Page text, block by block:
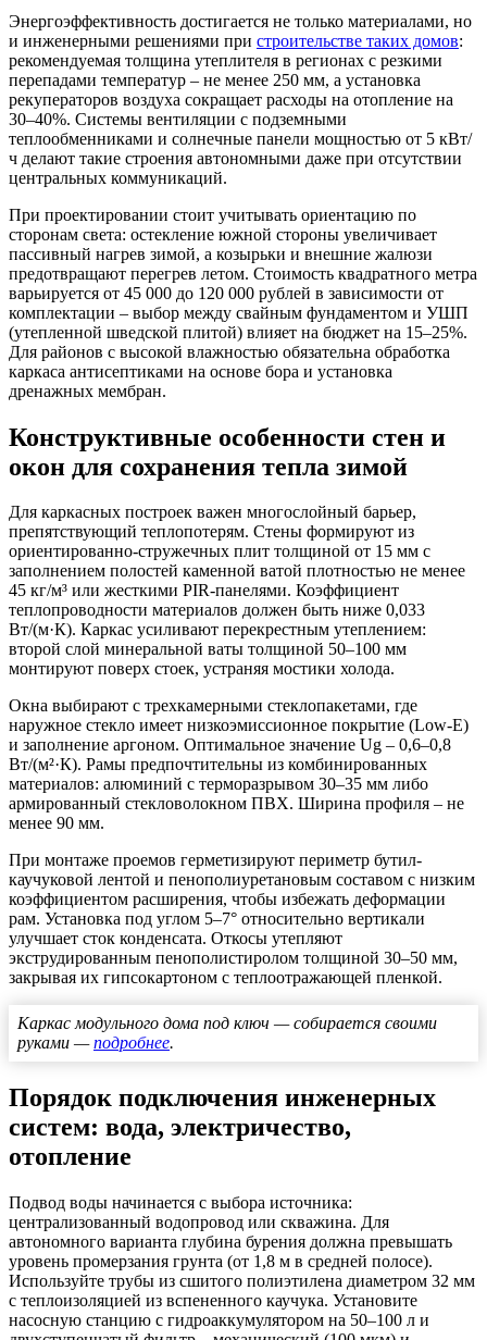
Энергоэффективность достигается не только материалами, но
и инженерными решениями при строительстве таких домов:
рекомендуемая толщина утеплителя в регионах с резкими
перепадами температур – не менее 250 мм, а установка
рекуператоров воздуха сокращает расходы на отопление на
30–40%. Системы вентиляции с подземными
теплообменниками и солнечные панели мощностью от 5 кВт/
ч делают такие строения автономными даже при отсутствии
центральных коммуникаций.
При проектировании стоит учитывать ориентацию по
сторонам света: остекление южной стороны увеличивает
пассивный нагрев зимой, а козырьки и внешние жалюзи
предотвращают перегрев летом. Стоимость квадратного метра
варьируется от 45 000 до 120 000 рублей в зависимости от
комплектации – выбор между свайным фундаментом и УШП
(утепленной шведской плитой) влияет на бюджет на 15–25%.
Для районов с высокой влажностью обязательна обработка
каркаса антисептиками на основе бора и установка
дренажных мембран.
Конструктивные особенности стен и
окон для сохранения тепла зимой
Для каркасных построек важен многослойный барьер,
препятствующий теплопотерям. Стены формируют из
ориентированно-стружечных плит толщиной от 15 мм с
заполнением полостей каменной ватой плотностью не менее
45 кг/м³ или жесткими PIR-панелями. Коэффициент
теплопроводности материалов должен быть ниже 0,033
Вт/(м·К). Каркас усиливают перекрестным утеплением:
второй слой минеральной ваты толщиной 50–100 мм
монтируют поверх стоек, устраняя мостики холода.
Окна выбирают с трехкамерными стеклопакетами, где
наружное стекло имеет низкоэмиссионное покрытие (Low-E)
и заполнение аргоном. Оптимальное значение Ug – 0,6–0,8
Вт/(м²·К). Рамы предпочтительны из комбинированных
материалов: алюминий с терморазрывом 30–35 мм либо
армированный стекловолокном ПВХ. Ширина профиля – не
менее 90 мм.
При монтаже проемов герметизируют периметр бутил-
каучуковой лентой и пенополиуретановым составом с низким
коэффициентом расширения, чтобы избежать деформации
рам. Установка под углом 5–7° относительно вертикали
улучшает сток конденсата. Откосы утепляют
экструдированным пенополистиролом толщиной 30–50 мм,
закрывая их гипсокартоном с теплоотражающей пленкой.
Каркас модульного дома под ключ — собирается своими
руками —подробнее.
Порядок подключения инженерных
систем: вода, электричество,
отопление
Подвод воды начинается с выбора источника:
централизованный водопровод или скважина. Для
автономного варианта глубина бурения должна превышать
уровень промерзания грунта (от 1,8 м в средней полосе).
Используйте трубы из сшитого полиэтилена диаметром 32 мм
с теплоизоляцией из вспененного каучука. Установите
насосную станцию с гидроаккумулятором на 50–100 л и